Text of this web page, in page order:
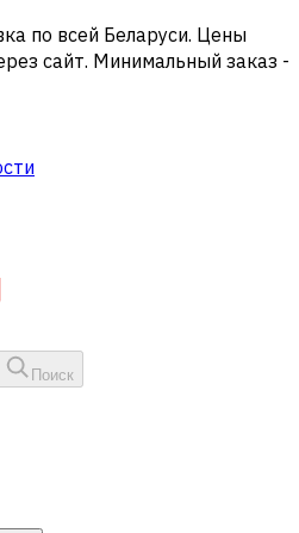
по всей Беларуси. Цены
сайт. Минимальный заказ -
Поиск